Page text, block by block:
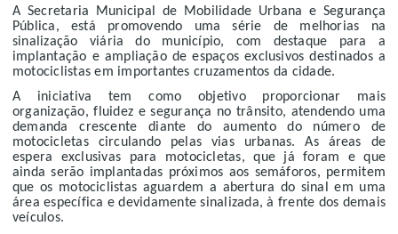
A Secretaria Municipal de Mobilidade Urbana e Segurança
Pública, está promovendo uma série de melhorias na
sinalização viária do município, com destaque para a
implantação e ampliação de espaços exclusivos destinados a
motociclistas em importantes cruzamentos da cidade.
A iniciativa tem como objetivo proporcionar mais
organização, fluidez e segurança no trânsito, atendendo uma
demanda crescente diante do aumento do número de
motocicletas circulando pelas vias urbanas. As áreas de
espera exclusivas para motocicletas, que já foram e que
ainda serão implantadas próximos aos semáforos, permitem
que os motociclistas aguardem a abertura do sinal em uma
área específica e devidamente sinalizada, à frente dos demais
veículos.